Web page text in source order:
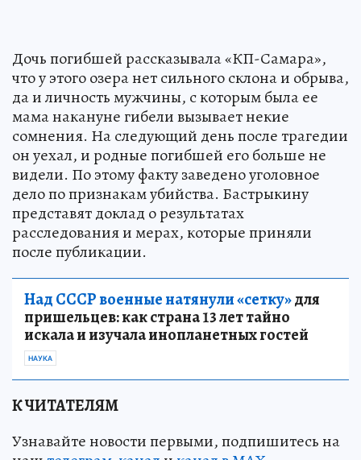
Дочь погибшей рассказывала «КП-Самара»,
что у этого озера нет сильного склона и обрыва,
да и личность мужчины, с которым была ее
мама накануне гибели вызывает некие
сомнения. На следующий день после трагедии
он уехал, и родные погибшей его больше не
видели. По этому факту заведено уголовное
дело по признакам убийства. Бастрыкину
представят доклад о результатах
расследования и мерах, которые приняли
после публикации.
Над СССР военные натянули «сетку»для
пришельцев: как страна 13 лет тайно
искала и изучала инопланетных гостей
НАУКА
К ЧИТАТЕЛЯМ
Узнавайте новости первыми, подпишитесь на